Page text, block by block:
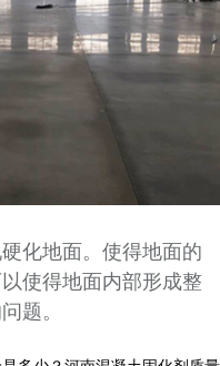
化地面。使得地面的
使得地面内部形成整
题。